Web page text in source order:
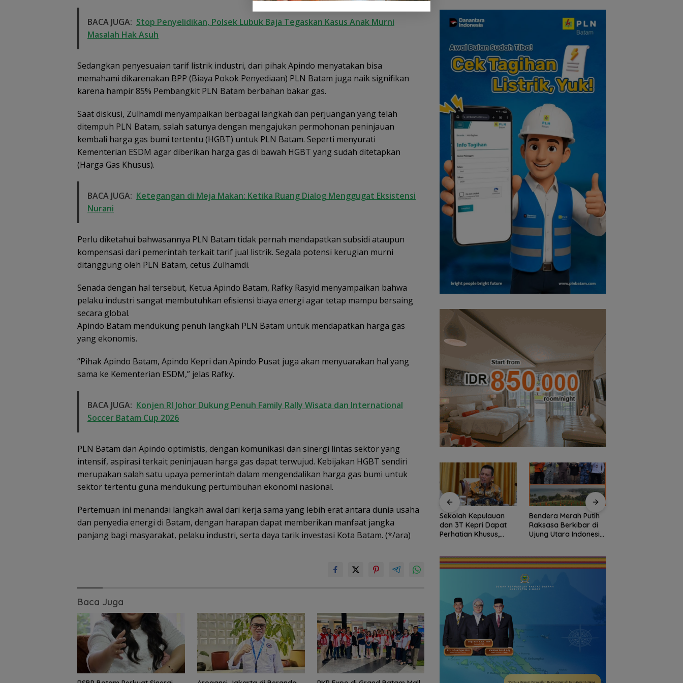
BACA JUGA: Stop Penyelidikan, Polsek Lubuk Baja Tegaskan Kasus Anak Murni
Masalah Hak Asuh
Sedangkan penyesuaian tarif listrik industri, dari pihak Apindo menyatakan bisa
memahami dikarenakan BPP (Biaya Pokok Penyediaan) PLN Batam juga naik signifikan
karena hampir 85% Pembangkit PLN Batam berbahan bakar gas.
Saat diskusi, Zulhamdi menyampaikan berbagai langkah dan perjuangan yang telah
ditempuh PLN Batam, salah satunya dengan mengajukan permohonan peninjauan
kembali harga gas bumi tertentu (HGBT) untuk PLN Batam. Seperti menyurati
Kementerian ESDM agar diberikan harga gas di bawah HGBT yang sudah ditetapkan
(Harga Gas Khusus).
BACA JUGA: Ketegangan di Meja Makan: Ketika Ruang Dialog Menggugat Eksistensi
Nurani
Perlu diketahui bahwasannya PLN Batam tidak pernah mendapatkan subsidi ataupun
kompensasi dari pemerintah terkait tarif jual listrik. Segala potensi kerugian murni
ditanggung oleh PLN Batam, cetus Zulhamdi.
Senada dengan hal tersebut, Ketua Apindo Batam, Rafky Rasyid menyampaikan bahwa
pelaku industri sangat membutuhkan efisiensi biaya energi agar tetap mampu bersaing
secara global.
Apindo Batam mendukung penuh langkah PLN Batam untuk mendapatkan harga gas
yang ekonomis.
“Pihak Apindo Batam, Apindo Kepri dan Apindo Pusat juga akan menyuarakan hal yang
sama ke Kementerian ESDM,” jelas Rafky.
BACA JUGA: Konjen RI Johor Dukung Penuh Family Rally Wisata dan International
Soccer Batam Cup 2026
PLN Batam dan Apindo optimistis, dengan komunikasi dan sinergi lintas sektor yang
intensif, aspirasi terkait peninjauan harga gas dapat terwujud. Kebijakan HGBT sendiri
merupakan salah satu upaya pemerintah dalam mengendalikan harga gas bumi untuk
sektor tertentu guna mendukung pertumbuhan ekonomi nasional.
Pertemuan ini menandai langkah awal dari kerja sama yang lebih erat antara dunia usaha
dan penyedia energi di Batam, dengan harapan dapat memberikan manfaat jangka
panjang bagi masyarakat, pelaku industri, serta daya tarik investasi Kota Batam. (*/ara)
Baca Juga
Kekeluargaan
Kejari Natuna Tahan
Kades Selaut
Nonaktif, Dugaan
Korupsi APBDes
Sekolah Rakyat
Natuna Kian Diminati,
93 Siswa Baru Ikuti
MPLS Perdana Tahun
Persiapan HUT ke-81
RI di Natuna Sudah 80
Persen, Libatkan TNI-
Polri hingga Tim Medis
Sekolah Kepulauan
dan 3T Kepri Dapat
Perhatian Khusus,
Bendera Merah Putih
Raksasa Berkibar di
Ujung Utara Indonesia,
Nasionalisme dari
Wilayah Perbatasan
Semangat
Kebangsaan di
Perbatasan, Lanud
Persiapan HUT Ke-81
RI